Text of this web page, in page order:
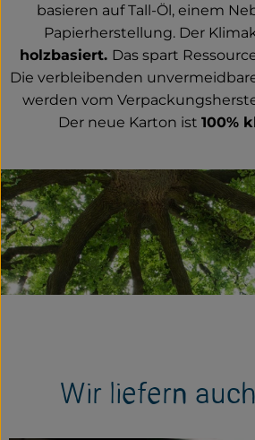
basieren auf Tall-Öl, einem
Papierherstellung. Der
holzbasiert. Das spart
Die verbleibenden
werden vom
Der neue Karton ist 100%
Wir liefern